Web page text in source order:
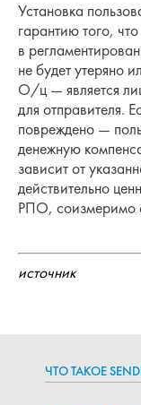
ЧТО ТАКОЕ
Установка
гарантию того,
в
не будет утеряно
О/ц — является
для отправителя.
повреждено —
денежную
зависит от
действительно
РПО, соизмеримо
источник